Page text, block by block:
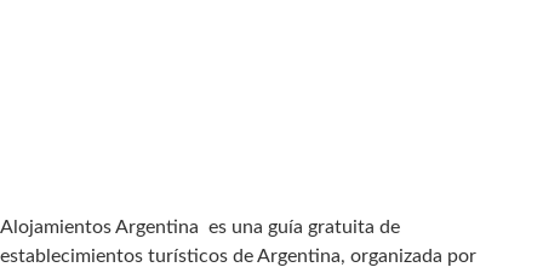
Alojamientos Argentina es una guía gratuita de
establecimientos turísticos de Argentina, organizada por